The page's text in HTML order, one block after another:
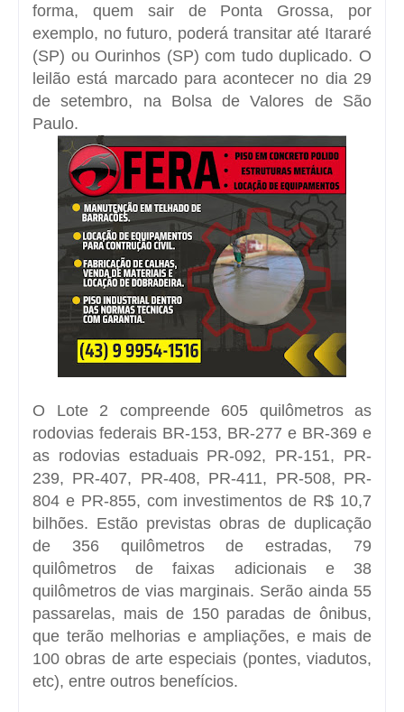
forma, quem sair de Ponta Grossa, por
exemplo, no futuro, poderá transitar até Itararé
(SP) ou Ourinhos (SP) com tudo duplicado. O
leilão está marcado para acontecer no dia 29
de setembro, na Bolsa de Valores de São
Paulo.
O Lote 2 compreende 605 quilômetros as
rodovias federais BR-153, BR-277 e BR-369 e
as rodovias estaduais PR-092, PR-151, PR-
239, PR-407, PR-408, PR-411, PR-508, PR-
804 e PR-855, com investimentos de R$ 10,7
bilhões. Estão previstas obras de duplicação
de 356 quilômetros de estradas, 79
quilômetros de faixas adicionais e 38
quilômetros de vias marginais. Serão ainda 55
passarelas, mais de 150 paradas de ônibus,
que terão melhorias e ampliações, e mais de
100 obras de arte especiais (pontes, viadutos,
etc), entre outros benefícios.